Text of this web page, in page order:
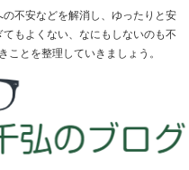
不安などを解消し、ゆったりと安
もよくない、なにもしないのも不
ことを整理していきましょう。